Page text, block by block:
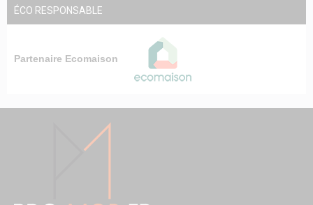
ÉCO RESPONSABLE
Partenaire Ecomaison